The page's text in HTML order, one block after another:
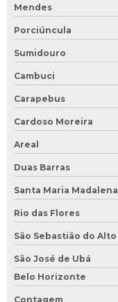
Mendes
Porciúncula
Sumidouro
Cambuci
Carapebus
Cardoso Moreira
Areal
Duas Barras
Santa Maria Madalena
Rio das Flores
São Sebastião do Alto
São José de Ubá
Belo Horizonte
Contagem